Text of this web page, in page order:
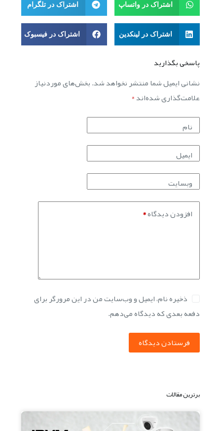
اشتراک در واتساپ اشتراک در تلگرام
اشتراک در لینکدین اشتراک در فیسبوک
پاسخی بگذارید
نشانی ایمیل شما منتشر نخواهد شد.بخش‌های موردنیاز
علامت‌گذاری شده‌اند*
نام
ایمیل
وبسایت
افزودن دیدگاه*
ذخیره نام، ایمیل و وب‌سایت من در این مرورگر برای
دفعه بعدی که دیدگاه می‌دهم.
فرستادن دیدگاه
برترین مقالات